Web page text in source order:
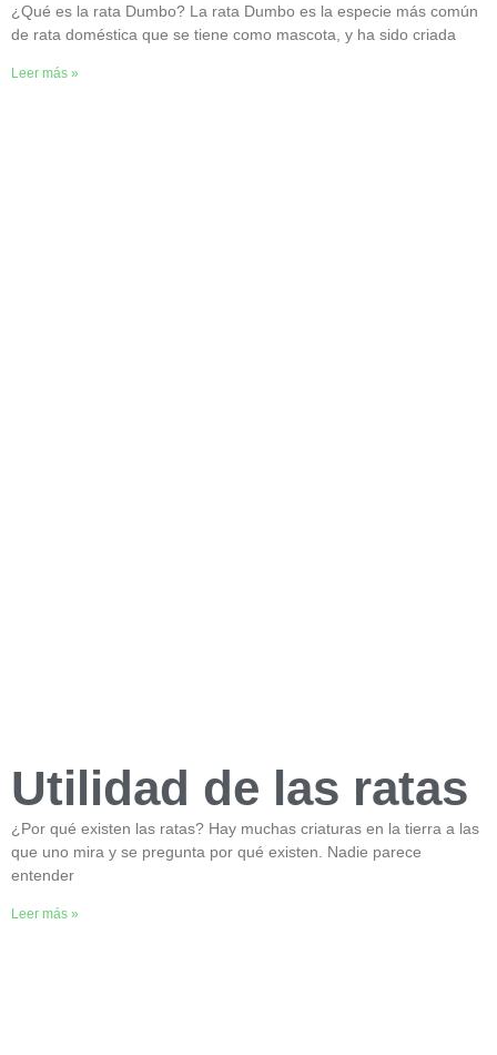
¿Qué es la rata Dumbo? La rata Dumbo es la especie más común
de rata doméstica que se tiene como mascota, y ha sido criada
Leer más »
Utilidad de las ratas
¿Por qué existen las ratas? Hay muchas criaturas en la tierra a las
que uno mira y se pregunta por qué existen. Nadie parece
entender
Leer más »